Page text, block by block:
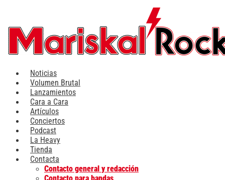
contenido
Noticias
Volumen Brutal
Lanzamientos
Cara a Cara
Artículos
Conciertos
Podcast
La Heavy
Tienda
Contacta
Contacto general y redacción